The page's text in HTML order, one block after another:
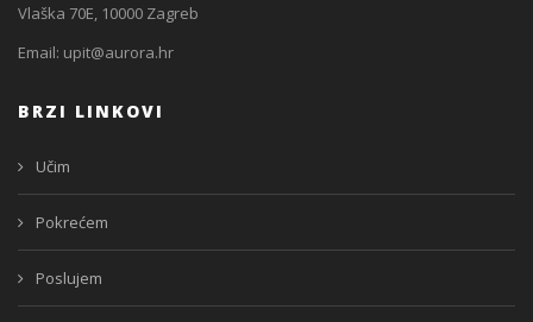
Vlaška 70E, 10000 Zagreb
Email: upit@aurora.hr
BRZI LINKOVI
Učim
Pokrećem
Poslujem